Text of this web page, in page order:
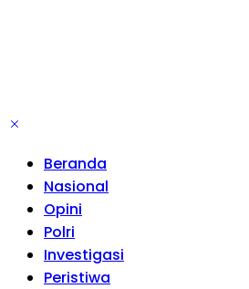
Beranda
Nasional
Opini
Polri
Investigasi
Peristiwa